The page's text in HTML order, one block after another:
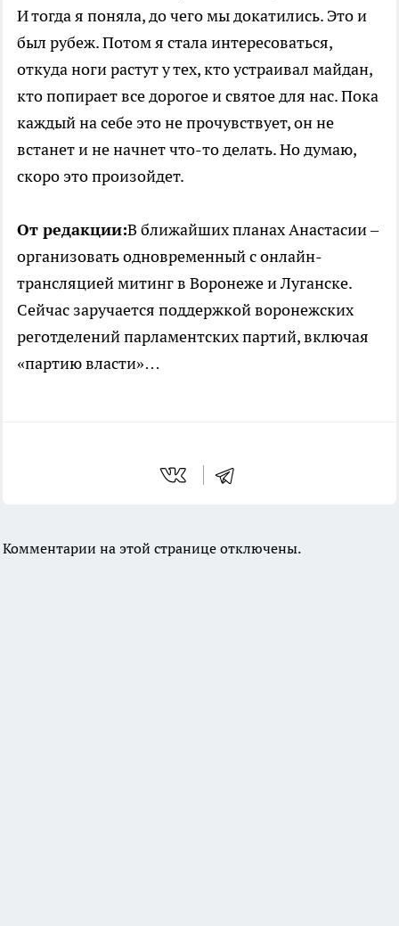
И тогда я поняла, до чего мы докатились. Это и
был рубеж. Потом я стала интересоваться,
откуда ноги растут у тех, кто устраивал майдан,
кто попирает все дорогое и святое для нас. Пока
каждый на себе это не прочувствует, он не
встанет и не начнет что-то делать. Но думаю,
скоро это произойдет.
От редакции:В ближайших планах Анастасии –
организовать одновременный с онлайн-
трансляцией митинг в Воронеже и Луганске.
Сейчас заручается поддержкой воронежских
реготделений парламентских партий, включая
«партию власти»…
Комментарии на этой странице отключены.